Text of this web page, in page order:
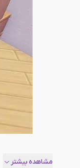
مشاهده بیشتر